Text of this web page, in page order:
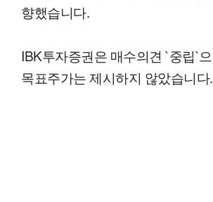
향했습니다.
IBK투자증권은 매수의견 `중립`
목표주가는 제시하지 않았습니다.